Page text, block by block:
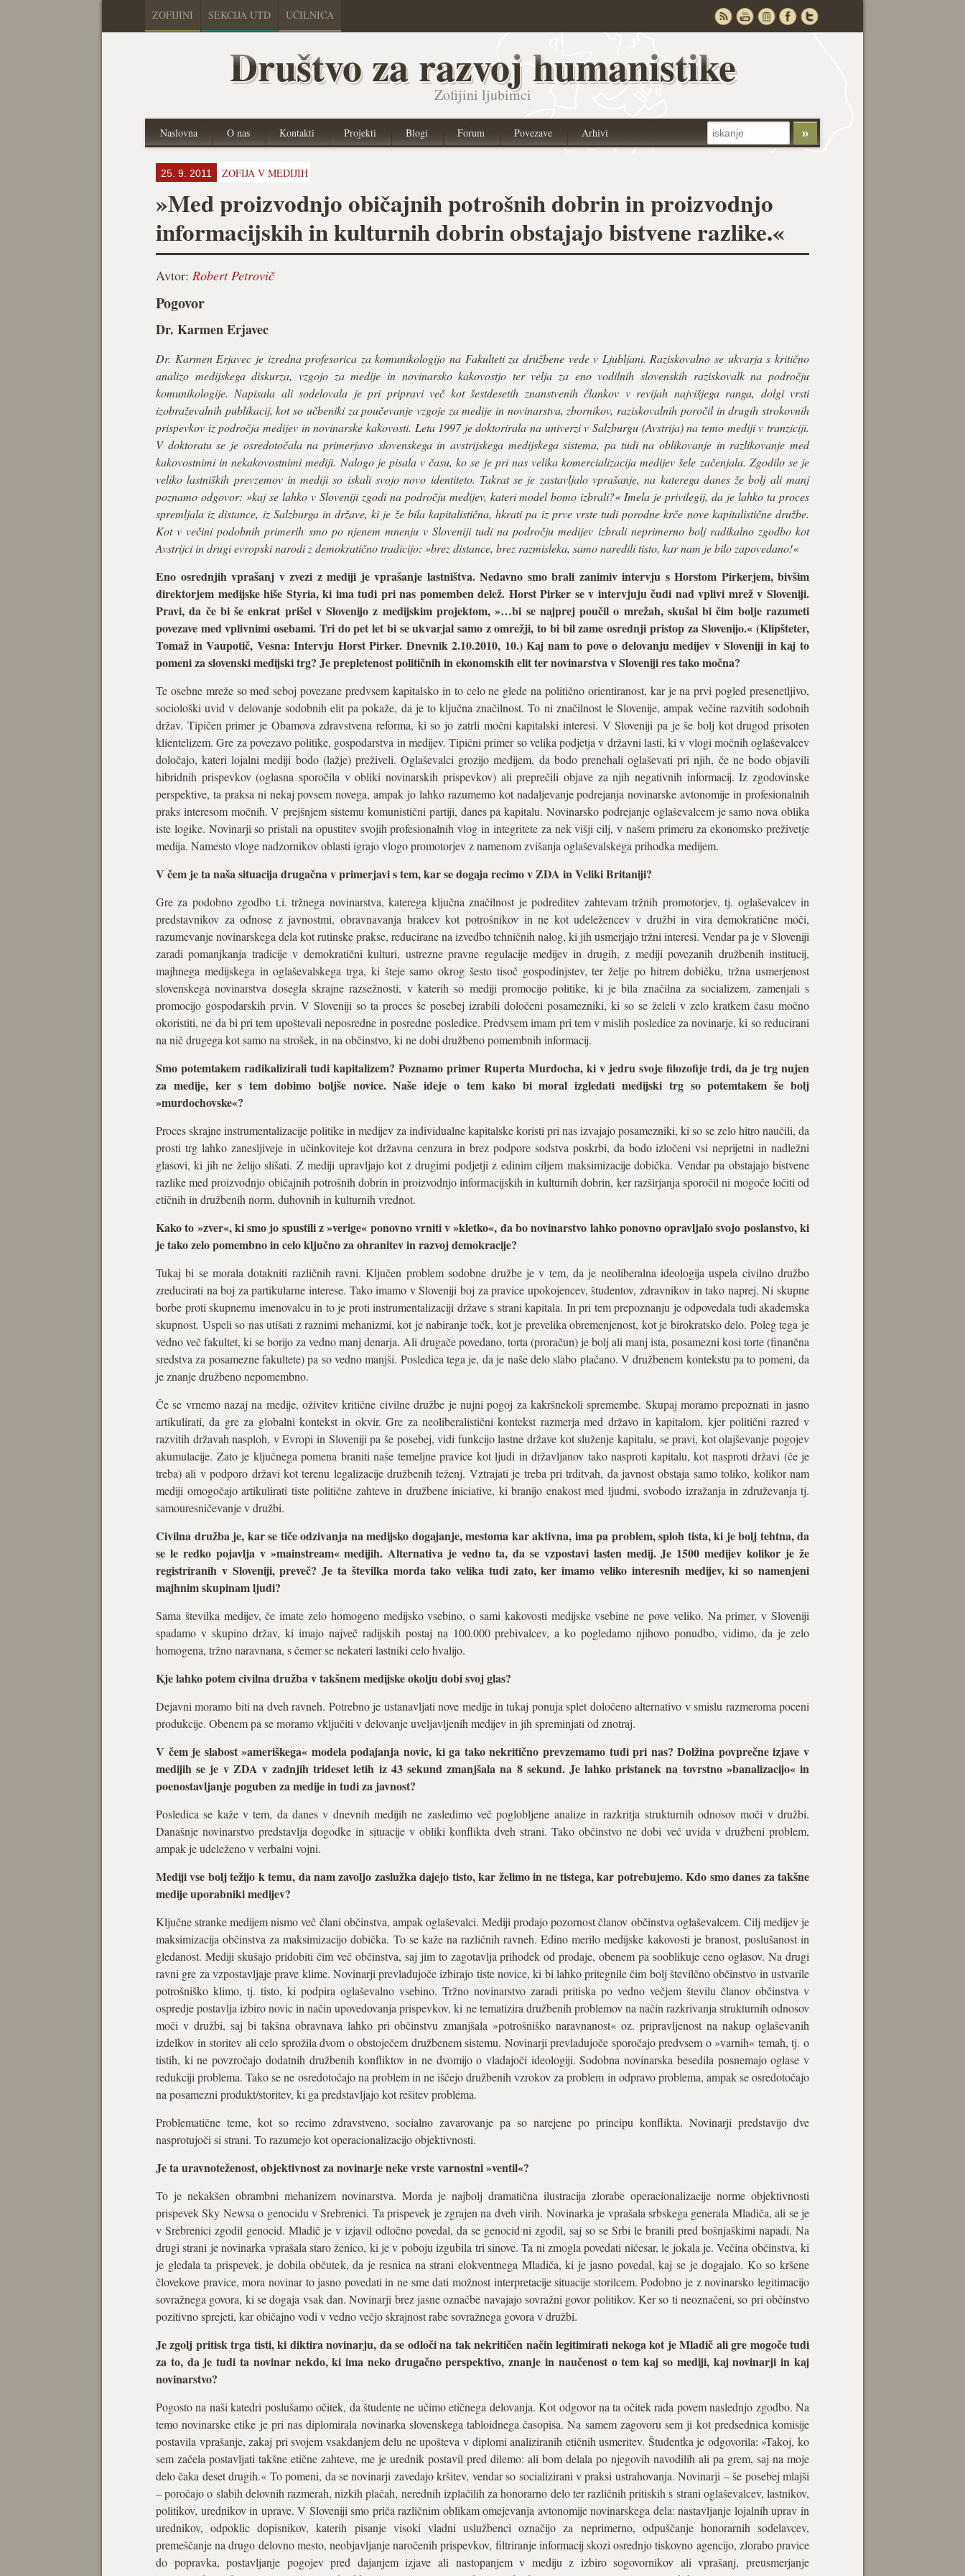
ZOFIJINI SEKCIJA UTD UČILNICA
Društvo za razvoj humanistike
Zofijini ljubimci
Naslovna O nas Kontakti Projekti Blogi Forum Povezave Arhivi
25. 9. 2011 ZOFIJA V MEDIJIH
»Med proizvodnjo običajnih potrošnih dobrin in proizvodnjo
informacijskih in kulturnih dobrin obstajajo bistvene razlike.«
Avtor: Robert Petrovič
Pogovor
Dr. Karmen Erjavec
Dr. Karmen Erjavec je izredna profesorica za komunikologijo na Fakulteti za družbene vede v Ljubljani. Raziskovalno se ukvarja s kritično
analizo medijskega diskurza, vzgojo za medije in novinarsko kakovostjo ter velja za eno vodilnih slovenskih raziskovalk na področju
komunikologije. Napisala ali sodelovala je pri pripravi več kot šestdesetih znanstvenih člankov v revijah najvišjega ranga, dolgi vrsti
izobraževalnih publikacij, kot so učbeniki za poučevanje vzgoje za medije in novinarstva, zbornikov, raziskovalnih poročil in drugih strokovnih
prispevkov iz področja medijev in novinarske kakovosti. Leta 1997 je doktorirala na univerzi v Salzburgu (Avstrija) na temo mediji v tranziciji.
V doktoratu se je osredotočala na primerjavo slovenskega in avstrijskega medijskega sistema, pa tudi na oblikovanje in razlikovanje med
kakovostnimi in nekakovostnimi mediji. Nalogo je pisala v času, ko se je pri nas velika komercializacija medijev šele začenjala. Zgodilo se je
veliko lastniških prevzemov in mediji so iskali svojo novo identiteto. Takrat se je zastavljalo vprašanje, na katerega danes že bolj ali manj
poznamo odgovor: »kaj se lahko v Sloveniji zgodi na področju medijev, kateri model bomo izbrali?« Imela je privilegij, da je lahko ta proces
spremljala iz distance, iz Salzburga in države, ki je že bila kapitalistična, hkrati pa iz prve vrste tudi porodne krče nove kapitalistične družbe.
Kot v večini podobnih primerih smo po njenem mnenju v Sloveniji tudi na področju medijev izbrali neprimerno bolj radikalno zgodbo kot
Avstrijci in drugi evropski narodi z demokratično tradicijo: »brez distance, brez razmisleka, samo naredili tisto, kar nam je bilo zapovedano!«
Eno osrednjih vprašanj v zvezi z mediji je vprašanje lastništva. Nedavno smo brali zanimiv intervju s Horstom Pirkerjem, bivšim
direktorjem medijske hiše Styria, ki ima tudi pri nas pomemben delež. Horst Pirker se v intervjuju čudi nad vplivi mrež v Sloveniji.
Pravi, da če bi še enkrat prišel v Slovenijo z medijskim projektom, »…bi se najprej poučil o mrežah, skušal bi čim bolje razumeti
povezave med vplivnimi osebami. Tri do pet let bi se ukvarjal samo z omrežji, to bi bil zame osrednji pristop za Slovenijo.« (Klipšteter,
Tomaž in Vaupotič, Vesna: Intervju Horst Pirker. Dnevnik 2.10.2010, 10.) Kaj nam to pove o delovanju medijev v Sloveniji in kaj to
pomeni za slovenski medijski trg? Je prepletenost političnih in ekonomskih elit ter novinarstva v Sloveniji res tako močna?
Te osebne mreže so med seboj povezane predvsem kapitalsko in to celo ne glede na politično orientiranost, kar je na prvi pogled presenetljivo,
sociološki uvid v delovanje sodobnih elit pa pokaže, da je to ključna značilnost. To ni značilnost le Slovenije, ampak večine razvitih sodobnih
držav. Tipičen primer je Obamova zdravstvena reforma, ki so jo zatrli močni kapitalski interesi. V Sloveniji pa je še bolj kot drugod prisoten
klientelizem. Gre za povezavo politike, gospodarstva in medijev. Tipični primer so velika podjetja v državni lasti, ki v vlogi močnih oglaševalcev
določajo, kateri lojalni mediji bodo (lažje) preživeli. Oglaševalci grozijo medijem, da bodo prenehali oglaševati pri njih, če ne bodo objavili
hibridnih prispevkov (oglasna sporočila v obliki novinarskih prispevkov) ali preprečili objave za njih negativnih informacij. Iz zgodovinske
perspektive, ta praksa ni nekaj povsem novega, ampak jo lahko razumemo kot nadaljevanje podrejanja novinarske avtonomije in profesionalnih
praks interesom močnih. V prejšnjem sistemu komunistični partiji, danes pa kapitalu. Novinarsko podrejanje oglaševalcem je samo nova oblika
iste logike. Novinarji so pristali na opustitev svojih profesionalnih vlog in integritete za nek višji cilj, v našem primeru za ekonomsko preživetje
medija. Namesto vloge nadzornikov oblasti igrajo vlogo promotorjev z namenom zvišanja oglaševalskega prihodka medijem.
V čem je ta naša situacija drugačna v primerjavi s tem, kar se dogaja recimo v ZDA in Veliki Britaniji?
Gre za podobno zgodbo t.i. tržnega novinarstva, katerega ključna značilnost je podreditev zahtevam tržnih promotorjev, tj. oglaševalcev in
predstavnikov za odnose z javnostmi, obravnavanja bralcev kot potrošnikov in ne kot udeležencev v družbi in vira demokratične moči,
razumevanje novinarskega dela kot rutinske prakse, reducirane na izvedbo tehničnih nalog, ki jih usmerjajo tržni interesi. Vendar pa je v Sloveniji
zaradi pomanjkanja tradicije v demokratični kulturi, ustrezne pravne regulacije medijev in drugih, z mediji povezanih družbenih institucij,
majhnega medijskega in oglaševalskega trga, ki šteje samo okrog šesto tisoč gospodinjstev, ter želje po hitrem dobičku, tržna usmerjenost
slovenskega novinarstva dosegla skrajne razsežnosti, v katerih so mediji promocijo politike, ki je bila značilna za socializem, zamenjali s
promocijo gospodarskih prvin. V Sloveniji so ta proces še posebej izrabili določeni posamezniki, ki so se želeli v zelo kratkem času močno
okoristiti, ne da bi pri tem upoštevali neposredne in posredne posledice. Predvsem imam pri tem v mislih posledice za novinarje, ki so reducirani
na nič drugega kot samo na strošek, in na občinstvo, ki ne dobi družbeno pomembnih informacij.
Smo potemtakem radikalizirali tudi kapitalizem? Poznamo primer Ruperta Murdocha, ki v jedru svoje filozofije trdi, da je trg nujen
za medije, ker s tem dobimo boljše novice. Naše ideje o tem kako bi moral izgledati medijski trg so potemtakem še bolj
»murdochovske«?
Proces skrajne instrumentalizacije politike in medijev za individualne kapitalske koristi pri nas izvajajo posamezniki, ki so se zelo hitro naučili, da
prosti trg lahko zanesljiveje in učinkoviteje kot državna cenzura in brez podpore sodstva poskrbi, da bodo izločeni vsi neprijetni in nadležni
glasovi, ki jih ne želijo slišati. Z mediji upravljajo kot z drugimi podjetji z edinim ciljem maksimizacije dobička. Vendar pa obstajajo bistvene
razlike med proizvodnjo običajnih potrošnih dobrin in proizvodnjo informacijskih in kulturnih dobrin, ker razširjanja sporočil ni mogoče ločiti od
etičnih in družbenih norm, duhovnih in kulturnih vrednot.
Kako to »zver«, ki smo jo spustili z »verige« ponovno vrniti v »kletko«, da bo novinarstvo lahko ponovno opravljalo svojo poslanstvo, ki
je tako zelo pomembno in celo ključno za ohranitev in razvoj demokracije?
Tukaj bi se morala dotakniti različnih ravni. Ključen problem sodobne družbe je v tem, da je neoliberalna ideologija uspela civilno družbo
zreducirati na boj za partikularne interese. Tako imamo v Sloveniji boj za pravice upokojencev, študentov, zdravnikov in tako naprej. Ni skupne
borbe proti skupnemu imenovalcu in to je proti instrumentalizaciji države s strani kapitala. In pri tem prepoznanju je odpovedala tudi akademska
skupnost. Uspeli so nas utišati z raznimi mehanizmi, kot je nabiranje točk, kot je prevelika obremenjenost, kot je birokratsko delo. Poleg tega je
vedno več fakultet, ki se borijo za vedno manj denarja. Ali drugače povedano, torta (proračun) je bolj ali manj ista, posamezni kosi torte (finančna
sredstva za posamezne fakultete) pa so vedno manjši. Posledica tega je, da je naše delo slabo plačano. V družbenem kontekstu pa to pomeni, da
je znanje družbeno nepomembno.
Če se vrnemo nazaj na medije, oživitev kritične civilne družbe je nujni pogoj za kakršnekoli spremembe. Skupaj moramo prepoznati in jasno
artikulirati, da gre za globalni kontekst in okvir. Gre za neoliberalistični kontekst razmerja med državo in kapitalom, kjer politični razred v
razvitih državah nasploh, v Evropi in Sloveniji pa še posebej, vidi funkcijo lastne države kot služenje kapitalu, se pravi, kot olajševanje pogojev
akumulacije. Zato je ključnega pomena braniti naše temeljne pravice kot ljudi in državljanov tako nasproti kapitalu, kot nasproti državi (če je
treba) ali v podporo državi kot terenu legalizacije družbenih teženj. Vztrajati je treba pri trditvah, da javnost obstaja samo toliko, kolikor nam
mediji omogočajo artikulirati tiste politične zahteve in družbene iniciative, ki branijo enakost med ljudmi, svobodo izražanja in združevanja tj.
samouresničevanje v družbi.
Civilna družba je, kar se tiče odzivanja na medijsko dogajanje, mestoma kar aktivna, ima pa problem, sploh tista, ki je bolj tehtna, da
se le redko pojavlja v »mainstream« medijih. Alternativa je vedno ta, da se vzpostavi lasten medij. Je 1500 medijev kolikor je že
registriranih v Sloveniji, preveč? Je ta številka morda tako velika tudi zato, ker imamo veliko interesnih medijev, ki so namenjeni
majhnim skupinam ljudi?
Sama številka medijev, če imate zelo homogeno medijsko vsebino, o sami kakovosti medijske vsebine ne pove veliko. Na primer, v Sloveniji
spadamo v skupino držav, ki imajo največ radijskih postaj na 100.000 prebivalcev, a ko pogledamo njihovo ponudbo, vidimo, da je zelo
homogena, tržno naravnana, s čemer se nekateri lastniki celo hvalijo.
Kje lahko potem civilna družba v takšnem medijske okolju dobi svoj glas?
Dejavni moramo biti na dveh ravneh. Potrebno je ustanavljati nove medije in tukaj ponuja splet določeno alternativo v smislu razmeroma poceni
produkcije. Obenem pa se moramo vključiti v delovanje uveljavljenih medijev in jih spreminjati od znotraj.
V čem je slabost »ameriškega« modela podajanja novic, ki ga tako nekritično prevzemamo tudi pri nas? Dolžina povprečne izjave v
medijih se je v ZDA v zadnjih trideset letih iz 43 sekund zmanjšala na 8 sekund. Je lahko pristanek na tovrstno »banalizacijo« in
poenostavljanje poguben za medije in tudi za javnost?
Posledica se kaže v tem, da danes v dnevnih medijih ne zasledimo več poglobljene analize in razkritja strukturnih odnosov moči v družbi.
Današnje novinarstvo predstavlja dogodke in situacije v obliki konflikta dveh strani. Tako občinstvo ne dobi več uvida v družbeni problem,
ampak je udeleženo v verbalni vojni.
Mediji vse bolj težijo k temu, da nam zavoljo zaslužka dajejo tisto, kar želimo in ne tistega, kar potrebujemo. Kdo smo danes za takšne
medije uporabniki medijev?
Ključne stranke medijem nismo več člani občinstva, ampak oglaševalci. Mediji prodajo pozornost članov občinstva oglaševalcem. Cilj medijev je
maksimizacija občinstva za maksimizacijo dobička. To se kaže na različnih ravneh. Edino merilo medijske kakovosti je branost, poslušanost in
gledanost. Mediji skušajo pridobiti čim več občinstva, saj jim to zagotavlja prihodek od prodaje, obenem pa sooblikuje ceno oglasov. Na drugi
ravni gre za vzpostavljaje prave klime. Novinarji prevladujoče izbirajo tiste novice, ki bi lahko pritegnile čim bolj številčno občinstvo in ustvarile
potrošniško klimo, tj. tisto, ki podpira oglaševalno vsebino. Tržno novinarstvo zaradi pritiska po vedno večjem številu članov občinstva v
ospredje postavlja izbiro novic in način upovedovanja prispevkov, ki ne tematizira družbenih problemov na način razkrivanja strukturnih odnosov
moči v družbi, saj bi takšna obravnava lahko pri občinstvu zmanjšala »potrošniško naravnanost« oz. pripravljenost na nakup oglaševanih
izdelkov in storitev ali celo sprožila dvom o obstoječem družbenem sistemu. Novinarji prevladujoče sporočajo predvsem o »varnih« temah, tj. o
tistih, ki ne povzročajo dodatnih družbenih konfliktov in ne dvomijo o vladajoči ideologiji. Sodobna novinarska besedila posnemajo oglase v
redukciji problema. Tako se ne osredotočajo na problem in ne iščejo družbenih vzrokov za problem in odpravo problema, ampak se osredotočajo
na posamezni produkt/storitev, ki ga predstavljajo kot rešitev problema.
Problematične teme, kot so recimo zdravstveno, socialno zavarovanje pa so narejene po principu konflikta. Novinarji predstavijo dve
nasprotujoči si strani. To razumejo kot operacionalizacijo objektivnosti.
Je ta uravnoteženost, objektivnost za novinarje neke vrste varnostni »ventil«?
To je nekakšen obrambni mehanizem novinarstva. Morda je najbolj dramatična ilustracija zlorabe operacionalizacije norme objektivnosti
prispevek Sky Newsa o genocidu v Srebrenici. Ta prispevek je zgrajen na dveh virih. Novinarka je vprašala srbskega generala Mladiča, ali se je
v Srebrenici zgodil genocid. Mladič je v izjavil odločno povedal, da se genocid ni zgodil, saj so se Srbi le branili pred bošnjaškimi napadi. Na
drugi strani je novinarka vprašala staro ženico, ki je v poboju izgubila tri sinove. Ta ni zmogla povedati ničesar, le jokala je. Večina občinstva, ki
je gledala ta prispevek, je dobila občutek, da je resnica na strani elokventnega Mladiča, ki je jasno povedal, kaj se je dogajalo. Ko so kršene
človekove pravice, mora novinar to jasno povedati in ne sme dati možnost interpretacije situacije storilcem. Podobno je z novinarsko legitimacijo
sovražnega govora, ki se dogaja vsak dan. Novinarji brez jasne označbe navajajo sovražni govor politikov. Ker so ti neoznačeni, so pri občinstvo
pozitivno sprejeti, kar običajno vodi v vedno večjo skrajnost rabe sovražnega govora v družbi.
Je zgolj pritisk trga tisti, ki diktira novinarju, da se odloči na tak nekritičen način legitimirati nekoga kot je Mladič ali gre mogoče tudi
za to, da je tudi ta novinar nekdo, ki ima neko drugačno perspektivo, znanje in naučenost o tem kaj so mediji, kaj novinarji in kaj
novinarstvo?
Pogosto na naši katedri poslušamo očitek, da študente ne učimo etičnega delovanja. Kot odgovor na ta očitek rada povem naslednjo zgodbo. Na
temo novinarske etike je pri nas diplomirala novinarka slovenskega tabloidnega časopisa. Na samem zagovoru sem ji kot predsednica komisije
postavila vprašanje, zakaj pri svojem vsakdanjem delu ne upošteva v diplomi analiziranih etičnih usmeritev. Študentka je odgovorila: »Takoj, ko
sem začela postavljati takšne etične zahteve, me je urednik postavil pred dilemo: ali bom delala po njegovih navodilih ali pa grem, saj na moje
delo čaka deset drugih.« To pomeni, da se novinarji zavedajo kršitev, vendar so socializirani v praksi ustrahovanja. Novinarji – še posebej mlajši
– poročajo o slabih delovnih razmerah, nizkih plačah, nerednih izplačilih za honorarno delo ter različnih pritiskih s strani oglaševalcev, lastnikov,
politikov, urednikov in uprave. V Sloveniji smo priča različnim oblikam omejevanja avtonomije novinarskega dela: nastavljanje lojalnih uprav in
urednikov, odpoklic dopisnikov, katerih pisanje visoki vladni uslužbenci označijo za neprimerno, odpuščanje honorarnih sodelavcev,
premeščanje na drugo delovno mesto, neobjavljanje naročenih prispevkov, filtriranje informacij skozi osrednjo tiskovno agencijo, zlorabo pravice
do popravka, postavljanje pogojev pred dajanjem izjave ali nastopanjem v mediju z izbiro sogovornikov ali vprašanj, preusmerjanje